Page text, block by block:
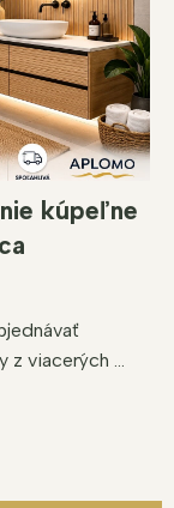
kúpeľne
z viacerých ...